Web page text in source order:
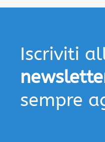
Iscriviti
sempre